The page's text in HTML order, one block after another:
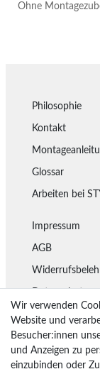
Ohne
Philosophie
Kontakt
Glossar
Arbeiten bei
Impressum
AGB
Datenschutz
Lieferung
Rückgaberecht
Vertrag
Wir verwenden
Website und
Besucher:innen
und Anzeigen zu
einzubinden oder